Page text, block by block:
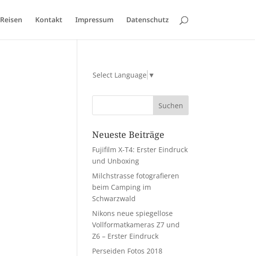
Kontakt Impressum Datenschutz
Select Language ▼
Neueste Beiträge
Fujifilm X-T4: Erster Eindruck
und Unboxing
Milchstrasse fotografieren
beim Camping im
Schwarzwald
Nikons neue spiegellose
Vollformatkameras Z7 und
Z6 – Erster Eindruck
Perseiden Fotos 2018